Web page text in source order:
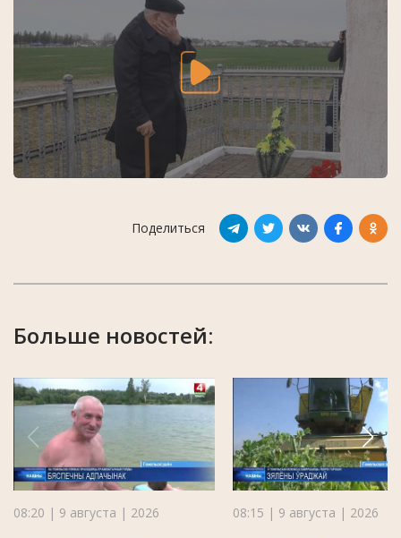
Поделиться
Больше новостей:
08:20 | 9 августа | 2026 08:15 | 9 августа | 2026